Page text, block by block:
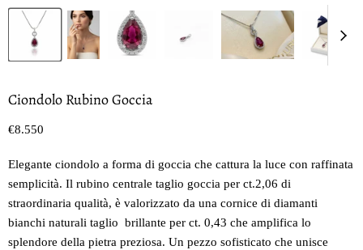
Ciondolo Rubino Goccia
Prezzo oggi
€8.550
Elegante ciondolo a forma di goccia che cattura la luce con raffinata
semplicità. Il rubino centrale taglio goccia per ct.2,06 di
straordinaria qualità, è valorizzato da una cornice di diamanti
bianchi naturali taglio brillante per ct. 0,43 che amplifica lo
splendore della pietra preziosa. Un pezzo sofisticato che unisce